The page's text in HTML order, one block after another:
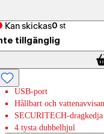
Kan skickas0 st
tillgänglig
USB-port
Hållbart och
SECURITECH-
4 tysta dubbelhjul